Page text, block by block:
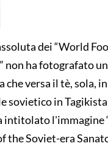
dei “World
non ha fotografato
che versa il tè, sola,
sovietico in
intitolato l'immagine
the Soviet-era